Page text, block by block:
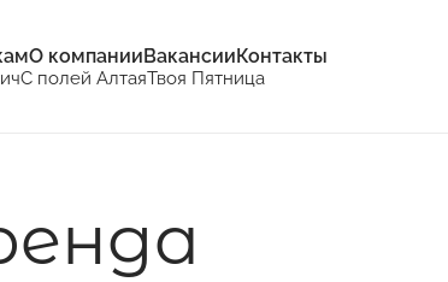
О компанииВакансииКонтакты
С полей АлтаяТвоя Пятница